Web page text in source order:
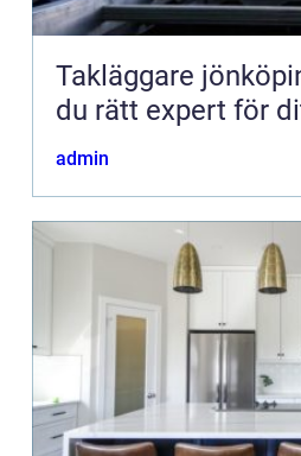
Takläggare jönköping så
du rätt expert för
admin